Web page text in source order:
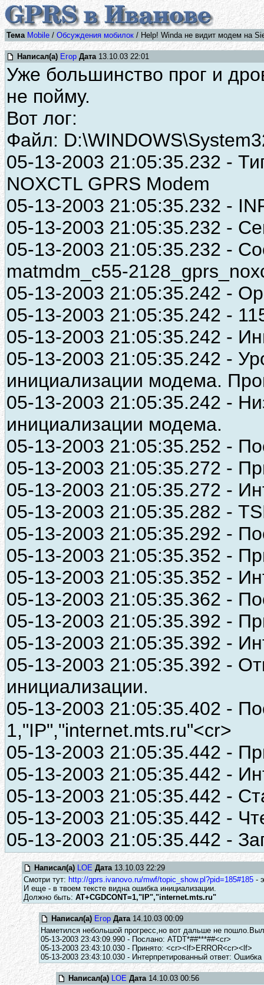
Тема Mobile / Обсуждения мобилок / Help! Winda не видит модем на
Написал(а) Егор Дата13.10.03 22:01
Уже большинство прог и
не пойму.
Вот лог:
Файл:
05-13-2003 21:05:35.232 -
NOXCTL GPRS Modem
05-13-2003 21:05:35.232 -
05-13-2003 21:05:35.232 -
05-13-2003 21:05:35.232 -
matmdm_c55-
05-13-2003 21:05:35.242 -
05-13-2003 21:05:35.242 -
05-13-2003 21:05:35.242 -
05-13-2003 21:05:35.242 -
инициализации модема.
05-13-2003 21:05:35.242 -
инициализации модема.
05-13-2003 21:05:35.252 -
05-13-2003 21:05:35.272 -
05-13-2003 21:05:35.272 -
05-13-2003 21:05:35.282 -
05-13-2003 21:05:35.292 -
05-13-2003 21:05:35.352 -
05-13-2003 21:05:35.352 -
05-13-2003 21:05:35.362 -
05-13-2003 21:05:35.392 -
05-13-2003 21:05:35.392 -
05-13-2003 21:05:35.392 -
инициализации.
05-13-2003 21:05:35.402 -
1,"IP","internet.mts.ru"<cr>
05-13-2003 21:05:35.442 -
05-13-2003 21:05:35.442 -
05-13-2003 21:05:35.442 -
05-13-2003 21:05:35.442 -
05-13-2003 21:05:35.442 -
Написал(а) LOE Дата13.10.03 22:29
Смотри тут: http://gprs.ivanovo.ru/mwf/topic_show.pl?pid=185#185 -
И еще - в твоем тексте видна ошибка инициализации.
Должно быть: AT+CGDCONT=1,"IP","internet.mts.ru"
Написал(а) Егор Дата14.10.03 00:09
Наметился небольшой прогресс,но вот дальше не
05-13-2003 23:43:09.990 - Послано: ATDT*##***##<cr>
05-13-2003 23:43:10.030 - Принято: <cr><lf>ERROR<cr><lf>
05-13-2003 23:43:10.030 - Интерпретированный ответ: Ошибка
Написал(а) LOE Дата14.10.03 00:56